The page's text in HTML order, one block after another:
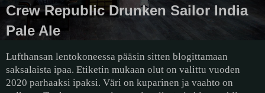
Crew Republic Drunken Sailor India
Pale Ale
Lufthansan lentokoneessa pääsin sitten blogittamaan
saksalaista ipaa. Etiketin mukaan olut on valittu vuoden
2020 parhaaksi ipaksi. Väri on kuparinen ja vaahto on